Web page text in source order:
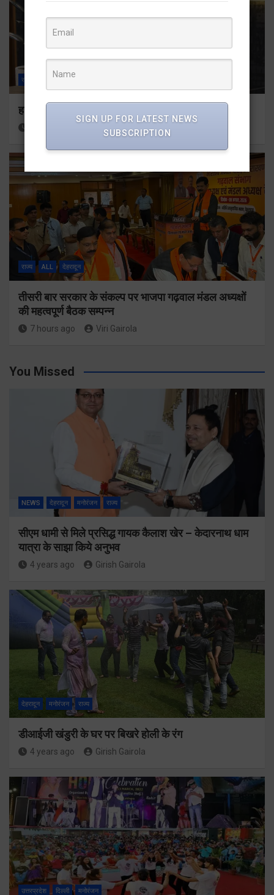
राज्य
हर घर तिरंगा अभियान को जन-जन तक पहुंचाने की तैयारी
Viri Gairola
राज्य ALL देहरादून
तीसरी बार सरकार के संकल्प पर भाजपा गढ़वाल मंडल अध्यक्षों
की महत्वपूर्ण बैठक सम्पन्न
7 hours ago Viri Gairola
You Missed
NEWS देहरादून मनोरंजन राज्य
सीएम धामी से मिले प्रसिद्ध गायक कैलाश खेर – केदारनाथ धाम
यात्रा के साझा किये अनुभव
4 years ago Girish Gairola
देहरादून मनोरंजन राज्य
डीआईजी खंडुरी के घर पर बिखरे होली के रंग
4 years ago Girish Gairola
उत्तरप्रदेश दिल्ली मनोरंजन
SIGN UP FOR LATEST NEWS
SUBSCRIPTION